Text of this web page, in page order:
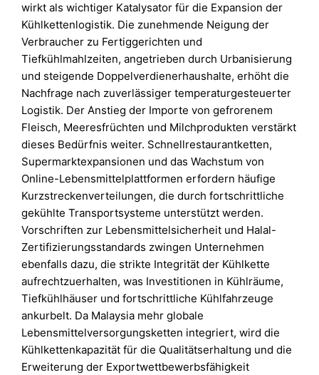
wirkt als wichtiger Katalysator für die Expansion der
Kühlkettenlogistik. Die zunehmende Neigung der
Verbraucher zu Fertiggerichten und
Tiefkühlmahlzeiten, angetrieben durch Urbanisierung
und steigende Doppelverdienerhaushalte, erhöht die
Nachfrage nach zuverlässiger temperaturgesteuerter
Logistik. Der Anstieg der Importe von gefrorenem
Fleisch, Meeresfrüchten und Milchprodukten verstärkt
dieses Bedürfnis weiter. Schnellrestaurantketten,
Supermarktexpansionen und das Wachstum von
Online-Lebensmittelplattformen erfordern häufige
Kurzstreckenverteilungen, die durch fortschrittliche
gekühlte Transportsysteme unterstützt werden.
Vorschriften zur Lebensmittelsicherheit und Halal-
Zertifizierungsstandards zwingen Unternehmen
ebenfalls dazu, die strikte Integrität der Kühlkette
aufrechtzuerhalten, was Investitionen in Kühlräume,
Tiefkühlhäuser und fortschrittliche Kühlfahrzeuge
ankurbelt. Da Malaysia mehr globale
Lebensmittelversorgungsketten integriert, wird die
Kühlkettenkapazität für die Qualitätserhaltung und die
Erweiterung der Exportwettbewerbsfähigkeit